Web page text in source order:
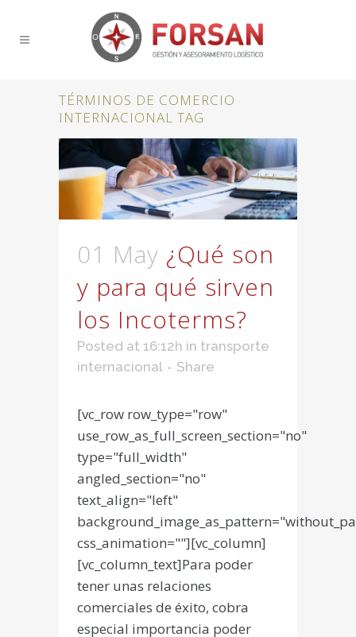
TÉRMINOS DE COMERCIO
INTERNACIONAL TAG
01 May ¿Qué son
y para qué sirven
los Incoterms?
Posted at 16:12h in transporte
internacional
Share
[vc_row row_type="row"
use_row_as_full_screen_section="no"
type="full_width"
angled_section="no"
text_align="left"
css_animation=""][vc_column]
[vc_column_text]Para poder
tener unas relaciones
comerciales de éxito, cobra
especial importancia poder